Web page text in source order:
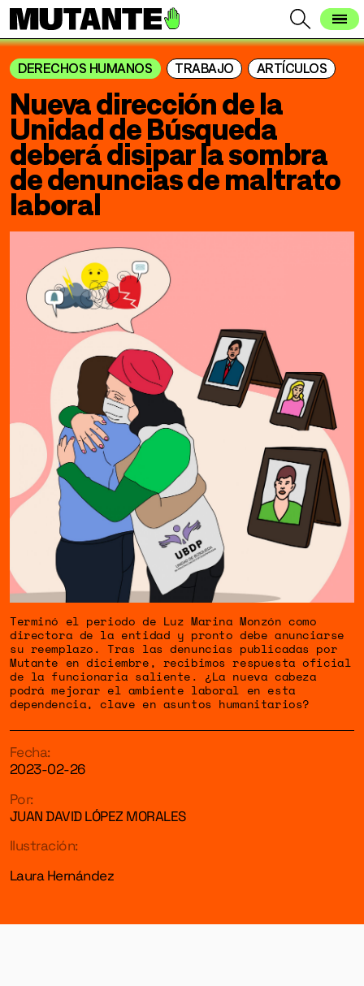
DERECHOS HUMANOS TRABAJO ARTÍCULOS
Nueva dirección de la
Unidad de Búsqueda
deberá disipar la sombra
de denuncias de maltrato
laboral
Terminó el periodo de Luz Marina Monzón como
directora de la entidad y pronto debe anunciarse
su reemplazo. Tras las denuncias publicadas por
Mutante en diciembre, recibimos respuesta oficial
de la funcionaria saliente. ¿La nueva cabeza
podrá mejorar el ambiente laboral en esta
dependencia, clave en asuntos humanitarios?
Fecha:
2023-02-26
Por:
JUAN DAVID LÓPEZ MORALES
Ilustración:
Laura Hernández